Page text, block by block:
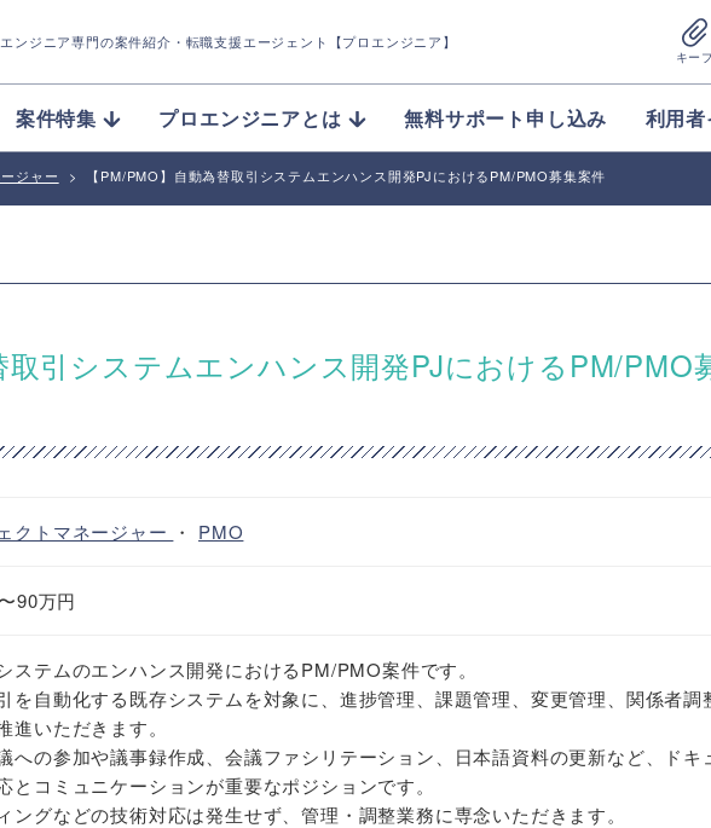
ンジニア専門の案件紹介 ・転職支援エージェント【プロエンジニア】
キー
案件特集 プロエンジニアとは 無料サポート申し込み 利用
ジャー > 【PM/PMO】自動為替取引システムエンハンス開発PJにおけるPM/PMO募集案件
取引システムエンハンス開発PJにおけるPM/PMO
クトマネージャー ・ PMO
90万円
ステムのエンハンス開発におけるPM/PMO案件です。
を自動化する既存システムを対象に、進捗管理、課題管理、変更管理、関係者調
進いただきます。
への参加や議事録作成、会議ファシリテーション、日本語資料の更新など、ドキ
とコミュニケーションが重要なポジションです。
ングなどの技術対応は発生せず、管理・調整業務に専念いただきます。